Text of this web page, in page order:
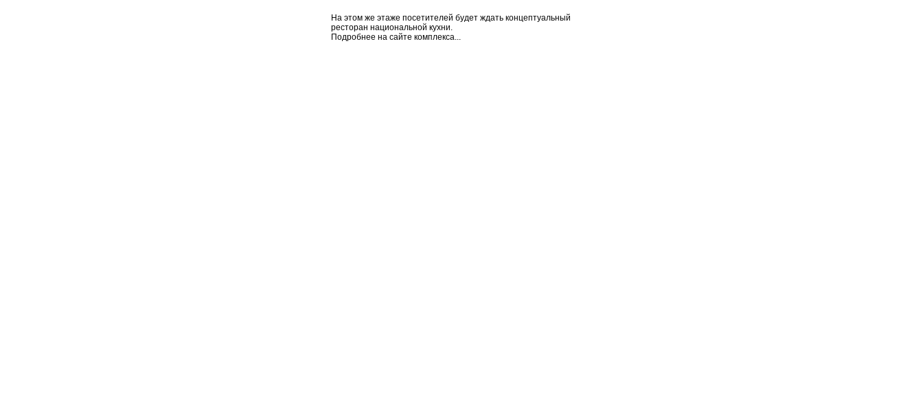
На этом же этаже посетителей будет ждать концептуальный
ресторан национальной кухни.
Подробнее на сайте комплекса...